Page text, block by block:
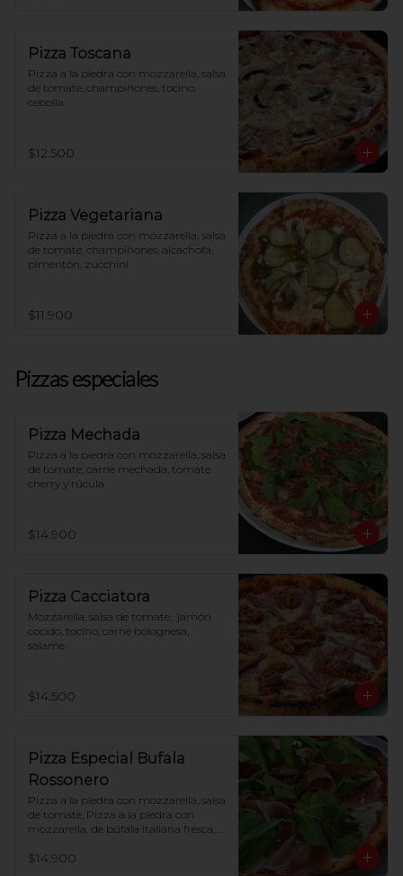
Pizza Toscana
Pizza a la piedra con mozzarella, salsa
de tomate, champiñones, tocino,
cebolla
$12.500
Pizza Vegetariana
Pizza a la piedra con mozzarella, salsa
de tomate, champiñones, alcachofa,
pimentón, zucchini
$11.900
Pizzas especiales
Pizza Mechada
Pizza a la piedra con mozzarella, salsa
de tomate, carne mechada, tomate
cherry y rúcula
$14.900
Pizza Cacciatora
Mozzarella, salsa de tomate,  jamón
cocido, tocino, carne bolognesa,
salame
$14.500
Pizza Especial Bufala
Rossonero
Pizza a la piedra con mozzarella, salsa
de tomate, Pizza a la piedra con
mozzarella, de búfala italiana fresca,
$14.900